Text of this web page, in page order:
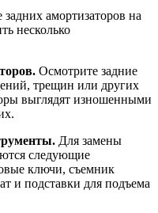
амортизаторов на
несколько
Осмотрите задние
трещин или других
выглядят изношенными
Для замены
следующие
ключи, съемник
и подставки для подъема